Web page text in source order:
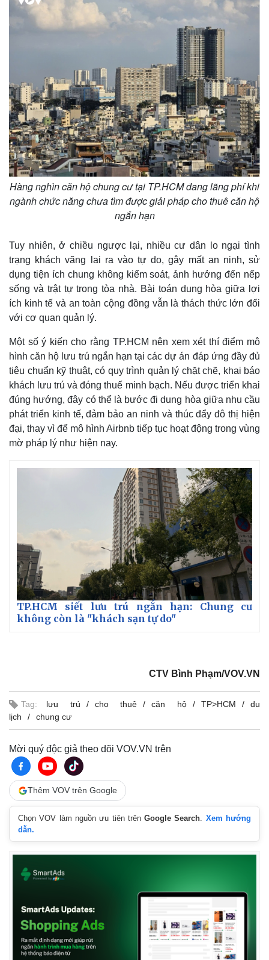
Vụ án
Tin nóng
Tư vấn luật
Quân sự - Quốc phòng
Vũ khí
Việt Nam
Phân tích
Hàng nghìn căn hộ chung cư tại TP.HCM đang lãng phí khi
ngành chức năng chưa tìm được giải pháp cho thuê căn hộ
ngắn hạn
Tuy nhiên, ở chiều ngược lại, nhiều cư dân lo ngại tình
trạng khách vãng lai ra vào tự do, gây mất an ninh, sử
dụng tiện ích chung không kiểm soát, ảnh hưởng đến nếp
sống và trật tự trong tòa nhà. Bài toán dung hòa giữa lợi
ích kinh tế và an toàn cộng đồng vẫn là thách thức lớn đối
với cơ quan quản lý.
Một số ý kiến cho rằng TP.HCM nên xem xét thí điểm mô
hình căn hộ lưu trú ngắn hạn tại các dự án đáp ứng đầy đủ
tiêu chuẩn kỹ thuật, có quy trình quản lý chặt chẽ, khai báo
khách lưu trú và đóng thuế minh bạch. Nếu được triển khai
đúng hướng, đây có thể là bước đi dung hòa giữa nhu cầu
phát triển kinh tế, đảm bảo an ninh và thúc đẩy đô thị hiện
đại, thay vì để mô hình Airbnb tiếp tục hoạt động trong vùng
mờ pháp lý như hiện nay.
TP.HCM siết lưu trú ngắn hạn: Chung cư
không còn là "khách sạn tự do"
CTV Bình Phạm/VOV.VN
Tag: lưu trú cho thuê căn hộ TP>HCM
du
lịch
chung cư
Mời quý độc giả theo dõi VOV.VN trên
Thêm VOV trên Google
Chọn VOV làm nguồn ưu tiên trênGoogle Search. Xem hướng
dẫn.